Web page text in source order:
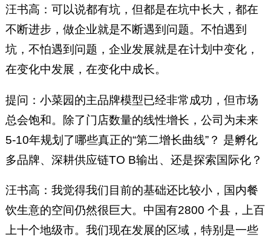
汪书高：可以说都有坑，但都是在坑中长大，都在
不断进步，做企业就是不断遇到问题。不怕遇到
坑，不怕遇到问题，企业发展就是在计划中变化，
在变化中发展，在变化中成长。
提问：小菜园的主品牌模型已经非常成功，但市场
总会饱和。除了门店数量的线性增长，公司为未来
5-10年规划了哪些真正的“第二增长曲线”？ 是孵化
多品牌、深耕供应链TO B输出、还是探索国际化？
汪书高：我觉得我们目前的基础还比较小，国内餐
饮生意的空间仍然很巨大。中国有2800 个县，上百
上十个地级市。我们现在发展的区域，特别是一些